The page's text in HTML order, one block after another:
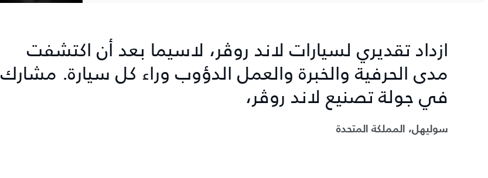
ازداد تقديري لسيارات لاند روڤر، لاسيما بعد أن اكتشفت
مدى الحرفية والخبرة والعمل الدؤوب وراء كل سيارة. مشارك
في جولة تصنيع لاند روڤر،
سوليهل، المملكة المتحدة